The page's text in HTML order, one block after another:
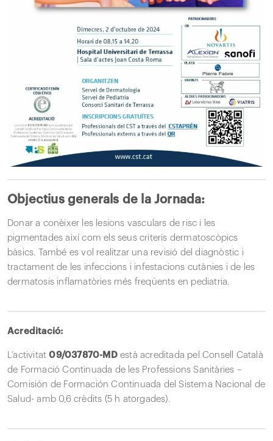
Objectius generals de la Jornada:
Donar a conèixer les lesions vasculars de risc i les
pigmentades així com els seus criteris dermatoscòpics
bàsics. També es vol realitzar una revisió del diagnòstic i
tractament de les infeccions i infestacions cutànies i de les
dermatosis inflamatòries més freqüents en pediatria.
Acreditació:
L’activitat09/037870-MDestà acreditada pel Consell Català
de Formació Continuada de les Professions Sanitàries –
Comisión de Formación Continuada del Sistema Nacional de
Salud- amb 0,6 crèdits (5 h atorgades).